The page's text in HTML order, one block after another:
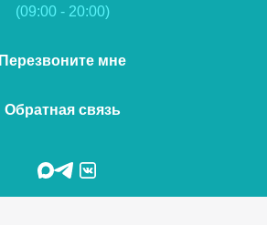
(09:00 - 20:00)
Перезвоните мне
Обратная связь